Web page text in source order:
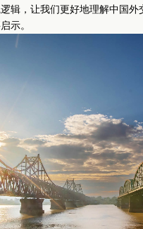
辑，让我们更好地理解中国外
示。